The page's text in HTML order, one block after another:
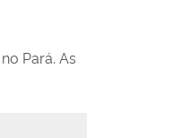
Pará. As